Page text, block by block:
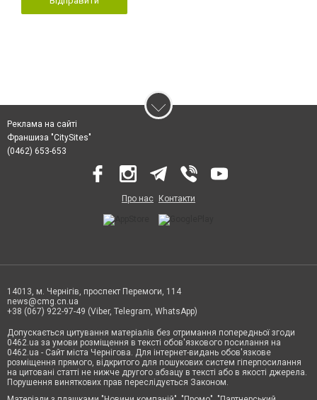
Реклама на сайті
Франшиза "CitySites"
(0462) 653-653
Про нас Контакти
14013, м. Чернігів, проспект Перемоги, 114
news@cmg.cn.ua
+38 (067) 922-97-49 (Viber, Telegram, WhatsApp)
Допускається цитування матеріалів без отримання попередньої згоди
0462.ua за умови розміщення в тексті обов'язкового посилання на
0462.ua - Сайт міста Чернігова. Для інтернет-видань обов'язкове
розміщення прямого, відкритого для пошукових систем гіперпосилання
на цитовані статті не нижче другого абзацу в тексті або в якості джерела.
Порушення виняткових прав переслідується Законом.